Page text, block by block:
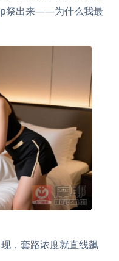
祭出来——为什么我最
，套路浓度就直线飙